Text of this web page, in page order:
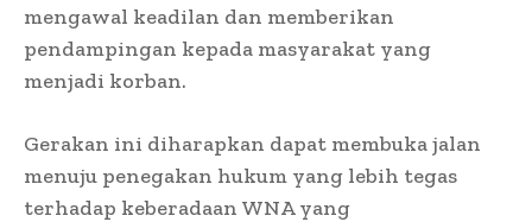
mengawal keadilan dan memberikan
pendampingan kepada masyarakat yang
menjadi korban.
Gerakan ini diharapkan dapat membuka jalan
menuju penegakan hukum yang lebih tegas
terhadap keberadaan WNA yang